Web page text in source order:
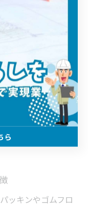
因とは
や排水管周辺のト
宅の気候や地盤の
じやすい傾向があ
化やシーリング材
現象が発生しま
期発見が、二次被
ッキンやゴムフロ
ら